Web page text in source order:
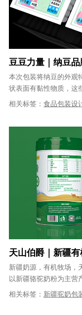
豆豆力量｜纳豆
本次包装将纳豆的外观
状表面有黏性物质，这
计主题。本次设计的核
相关标签：食品包装设
天山伯爵｜新疆
新疆奶源，有机牧场，
以新疆骆驼奶粉为主营
天然、安全的中高端驼
相关标签： 新疆驼奶包